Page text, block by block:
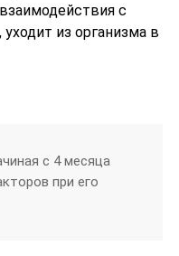
с
из организма в
с 4 месяца
при его